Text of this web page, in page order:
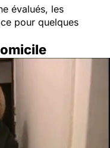
évalués, les
pour quelques